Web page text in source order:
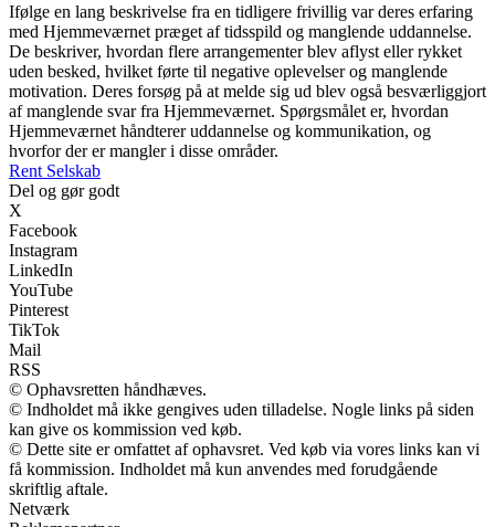
Ifølge en lang beskrivelse fra en tidligere frivillig var deres erfaring
med Hjemmeværnet præget af tidsspild og manglende uddannelse.
De beskriver, hvordan flere arrangementer blev aflyst eller rykket
uden besked, hvilket førte til negative oplevelser og manglende
motivation. Deres forsøg på at melde sig ud blev også besværliggjort
af manglende svar fra Hjemmeværnet. Spørgsmålet er, hvordan
Hjemmeværnet håndterer uddannelse og kommunikation, og
hvorfor der er mangler i disse områder.
Rent Selskab
Del og gør godt
X
Facebook
Instagram
LinkedIn
YouTube
Pinterest
TikTok
Mail
RSS
© Ophavsretten håndhæves.
© Indholdet må ikke gengives uden tilladelse. Nogle links på siden
kan give os kommission ved køb.
© Dette site er omfattet af ophavsret. Ved køb via vores links kan vi
få kommission. Indholdet må kun anvendes med forudgående
skriftlig aftale.
Netværk